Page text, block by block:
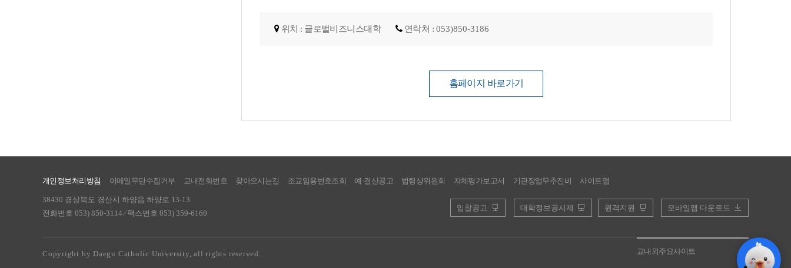
위치 : 글로벌비즈니스대학 연락처 : 053)850-3186
홈페이지 바로가기
개인정보처리방침 이메일무단수집거부 교내전화번호 찾아오시는길 조교임용번호조회 예·결산공고 법령상위원회 자체평가보고서 기관장업무추진비 사이트맵
38430 경상북도 경산시 하양읍 하양로 13-13
전화번호 053) 850-3114 ⁄ 팩스번호 053) 359-6160
원격지원 모바일앱 다운로드
입찰공고 대학정보공시제
Copyright by Daegu Catholic University, all rights reserved. 교내외주요사이트